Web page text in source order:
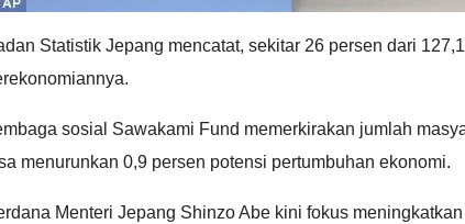
Statistik Jepang mencatat, sekitar 26 persen dari
sosial Sawakami Fund memerkirakan jumlah
menurunkan 0,9 persen potensi pertumbuhan ekonomi.
Menteri Jepang Shinzo Abe kini fokus